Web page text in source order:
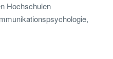
Hochschulen